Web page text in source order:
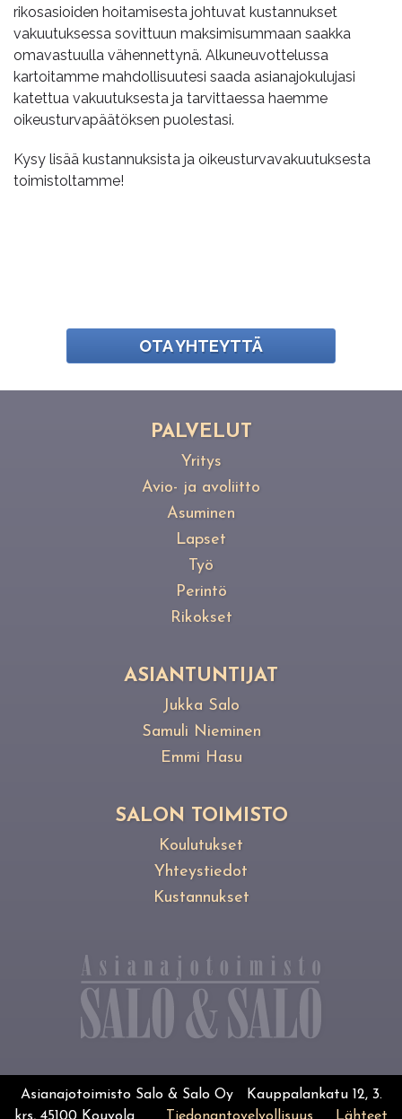
rikosasioiden hoitamisesta johtuvat kustannukset
vakuutuksessa sovittuun maksimisummaan saakka
omavastuulla vähennettynä. Alkuneuvottelussa
kartoitamme mahdollisuutesi saada asianajokulujasi
katettua vakuutuksesta ja tarvittaessa haemme
oikeusturvapäätöksen puolestasi.
Kysy lisää kustannuksista ja oikeusturvavakuutuksesta
toimistoltamme!
OTA YHTEYTTÄ
PAL­VE­LUT
Yritys
Avio- ja avoliitto
Asuminen
Lapset
Työ
Perintö
Rikokset
ASIANTUNTIJAT
Jukka Salo
Samuli Nieminen
Emmi Hasu
SALON TOIMISTO
Koulutukset
Yhteystiedot
Kustannukset
Asianajotoimisto Salo & Salo Oy Kauppalankatu 12, 3.